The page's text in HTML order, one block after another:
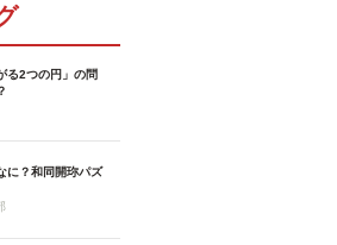
る2つの円」の問
に？和同開珎パズ